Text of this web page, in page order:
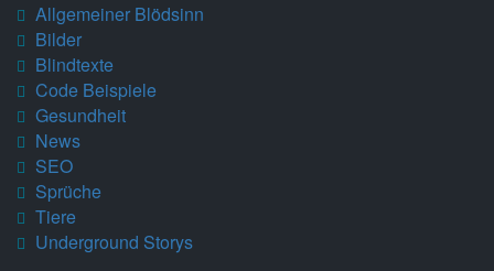
Allgemeiner Blödsinn
Bilder
Blindtexte
Code Beispiele
Gesundheit
News
SEO
Sprüche
Tiere
Underground Storys